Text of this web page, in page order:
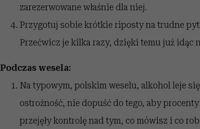
zarezerwowane właśnie dla niej.
Przygotuj sobie krótkie riposty na trudne
Przećwicz je kilka razy, dzięki temu już idąc
Podczas wesela:
Na typowym, polskim weselu, alkohol leje
ostrożność, nie dopuść do tego, aby
przejęły kontrolę nad tym, co mówisz i co